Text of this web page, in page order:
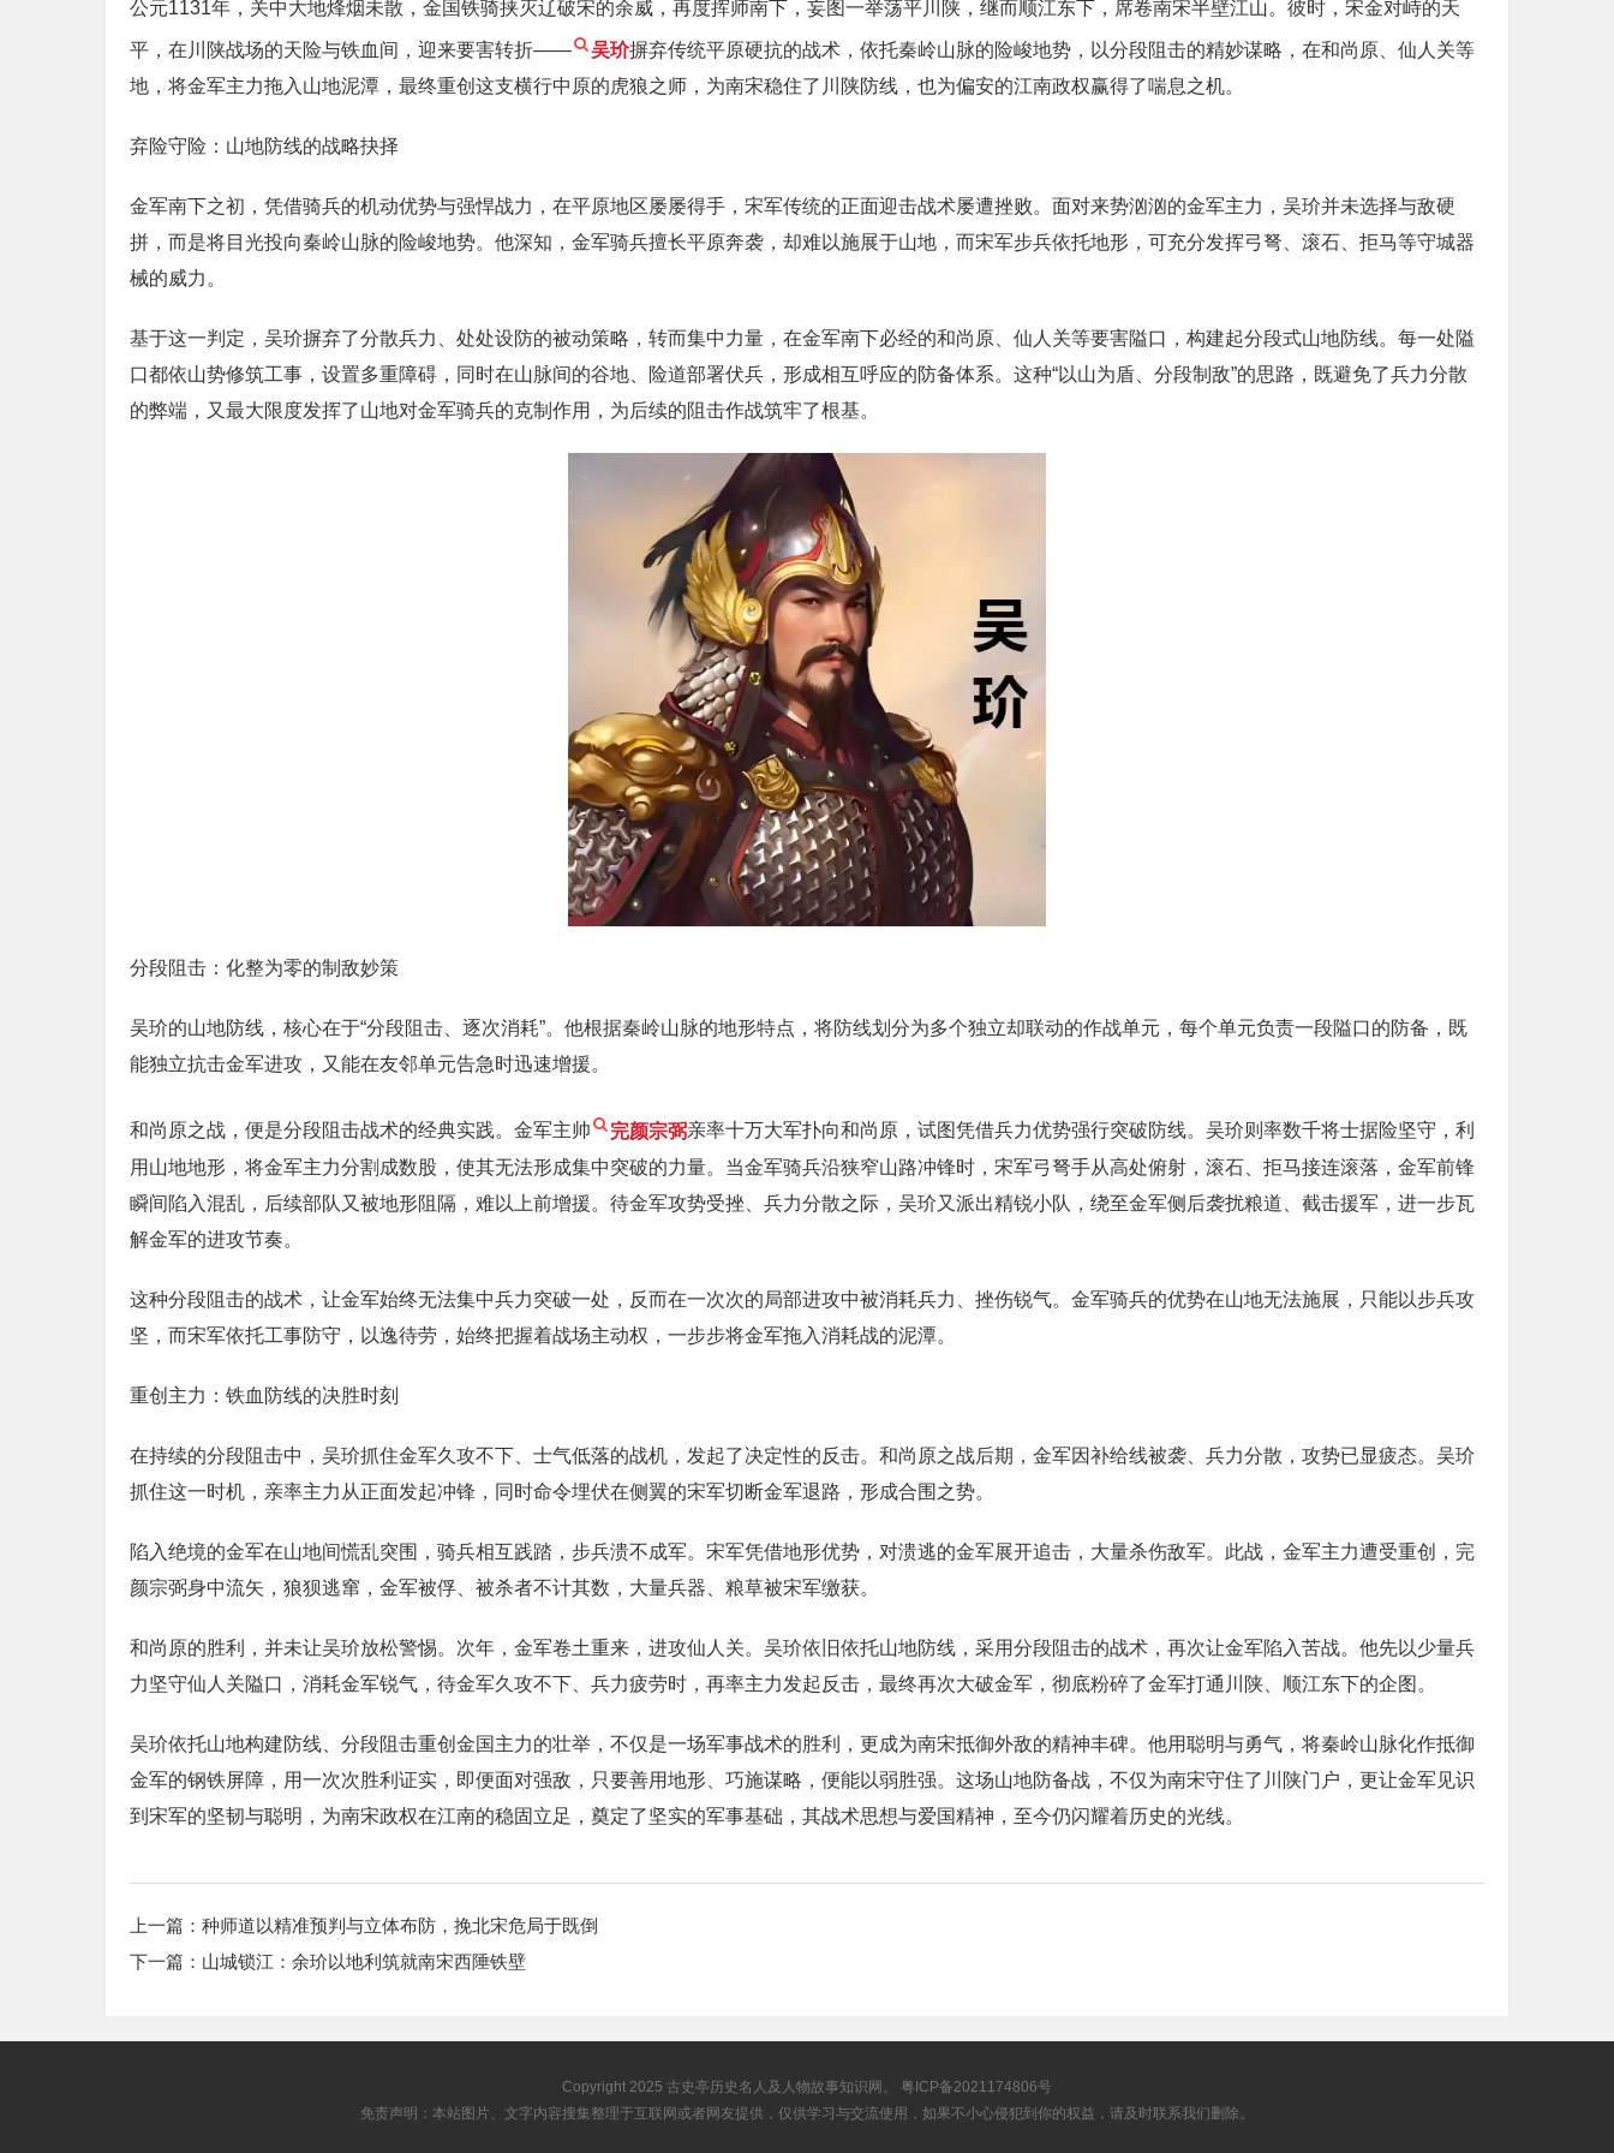
公元1131年，关中大地烽烟未散，金国铁骑挟灭辽破宋的余威，再度挥师南下，妄图一举荡平川陕，继而顺江东下，席卷南宋半壁江山。彼时，宋金对峙的天
平，在川陕战场的天险与铁血间，迎来要害转折—— 吴玠摒弃传统平原硬抗的战术，依托秦岭山脉的险峻地势，以分段阻击的精妙谋略，在和尚原、仙人关等
地，将金军主力拖入山地泥潭，最终重创这支横行中原的虎狼之师，为南宋稳住了川陕防线，也为偏安的江南政权赢得了喘息之机。
弃险守险：山地防线的战略抉择
金军南下之初，凭借骑兵的机动优势与强悍战力，在平原地区屡屡得手，宋军传统的正面迎击战术屡遭挫败。面对来势汹汹的金军主力，吴玠并未选择与敌硬
拼，而是将目光投向秦岭山脉的险峻地势。他深知，金军骑兵擅长平原奔袭，却难以施展于山地，而宋军步兵依托地形，可充分发挥弓弩、滚石、拒马等守城器
械的威力。
基于这一判定，吴玠摒弃了分散兵力、处处设防的被动策略，转而集中力量，在金军南下必经的和尚原、仙人关等要害隘口，构建起分段式山地防线。每一处隘
口都依山势修筑工事，设置多重障碍，同时在山脉间的谷地、险道部署伏兵，形成相互呼应的防备体系。这种“以山为盾、分段制敌”的思路，既避免了兵力分散
的弊端，又最大限度发挥了山地对金军骑兵的克制作用，为后续的阻击作战筑牢了根基。
分段阻击：化整为零的制敌妙策
吴玠的山地防线，核心在于“分段阻击、逐次消耗”。他根据秦岭山脉的地形特点，将防线划分为多个独立却联动的作战单元，每个单元负责一段隘口的防备，既
能独立抗击金军进攻，又能在友邻单元告急时迅速增援。
和尚原之战，便是分段阻击战术的经典实践。金军主帅 完颜宗弼亲率十万大军扑向和尚原，试图凭借兵力优势强行突破防线。吴玠则率数千将士据险坚守，利
用山地地形，将金军主力分割成数股，使其无法形成集中突破的力量。当金军骑兵沿狭窄山路冲锋时，宋军弓弩手从高处俯射，滚石、拒马接连滚落，金军前锋
瞬间陷入混乱，后续部队又被地形阻隔，难以上前增援。待金军攻势受挫、兵力分散之际，吴玠又派出精锐小队，绕至金军侧后袭扰粮道、截击援军，进一步瓦
解金军的进攻节奏。
这种分段阻击的战术，让金军始终无法集中兵力突破一处，反而在一次次的局部进攻中被消耗兵力、挫伤锐气。金军骑兵的优势在山地无法施展，只能以步兵攻
坚，而宋军依托工事防守，以逸待劳，始终把握着战场主动权，一步步将金军拖入消耗战的泥潭。
重创主力：铁血防线的决胜时刻
在持续的分段阻击中，吴玠抓住金军久攻不下、士气低落的战机，发起了决定性的反击。和尚原之战后期，金军因补给线被袭、兵力分散，攻势已显疲态。吴玠
抓住这一时机，亲率主力从正面发起冲锋，同时命令埋伏在侧翼的宋军切断金军退路，形成合围之势。
陷入绝境的金军在山地间慌乱突围，骑兵相互践踏，步兵溃不成军。宋军凭借地形优势，对溃逃的金军展开追击，大量杀伤敌军。此战，金军主力遭受重创，完
颜宗弼身中流矢，狼狈逃窜，金军被俘、被杀者不计其数，大量兵器、粮草被宋军缴获。
和尚原的胜利，并未让吴玠放松警惕。次年，金军卷土重来，进攻仙人关。吴玠依旧依托山地防线，采用分段阻击的战术，再次让金军陷入苦战。他先以少量兵
力坚守仙人关隘口，消耗金军锐气，待金军久攻不下、兵力疲劳时，再率主力发起反击，最终再次大破金军，彻底粉碎了金军打通川陕、顺江东下的企图。
吴玠依托山地构建防线、分段阻击重创金国主力的壮举，不仅是一场军事战术的胜利，更成为南宋抵御外敌的精神丰碑。他用聪明与勇气，将秦岭山脉化作抵御
金军的钢铁屏障，用一次次胜利证实，即便面对强敌，只要善用地形、巧施谋略，便能以弱胜强。这场山地防备战，不仅为南宋守住了川陕门户，更让金军见识
到宋军的坚韧与聪明，为南宋政权在江南的稳固立足，奠定了坚实的军事基础，其战术思想与爱国精神，至今仍闪耀着历史的光线。
上一篇： 种师道以精准预判与立体布防，挽北宋危局于既倒
下一篇： 山城锁江：余玠以地利筑就南宋西陲铁壁
Copyright 2025 古史亭 历史名人及人物故事知识网。 粤ICP备2021174806号
免责声明：本站图片、文字内容搜集整理于互联网或者网友提供，仅供学习与交流使用，如果不小心侵犯到你的权益，请及时联系我们删除。